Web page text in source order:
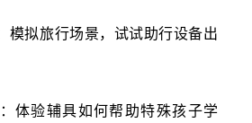
模拟旅行场景，试试助行设备出
体验辅具如何帮助特殊孩子学